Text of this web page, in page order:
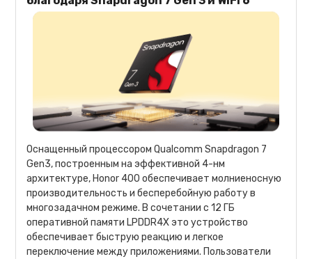
Оснащенный процессором Qualcomm Snapdragon 7
Gen3, построенным на эффективной 4-нм
архитектуре, Honor 400 обеспечивает молниеносную
производительность и бесперебойную работу в
многозадачном режиме. В сочетании с 12 ГБ
оперативной памяти LPDDR4X это устройство
обеспечивает быструю реакцию и легкое
переключение между приложениями. Пользователи